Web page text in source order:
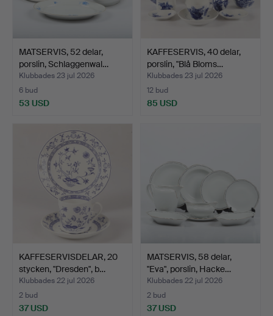
MATSERVIS, 52 delar,
porslin, Schlaggenwal…
Klubbades 23 jul 2026
6 bud
53 USD
KAFFESERVIS, 40 delar,
porslin, "Blå Bloms…
Klubbades 23 jul 2026
12 bud
85 USD
KAFFESERVISDELAR, 20
stycken, "Dresden", b…
Klubbades 22 jul 2026
2 bud
37 USD
MATSERVIS, 58 delar,
"Eva", porslin, Hacke…
Klubbades 22 jul 2026
2 bud
37 USD